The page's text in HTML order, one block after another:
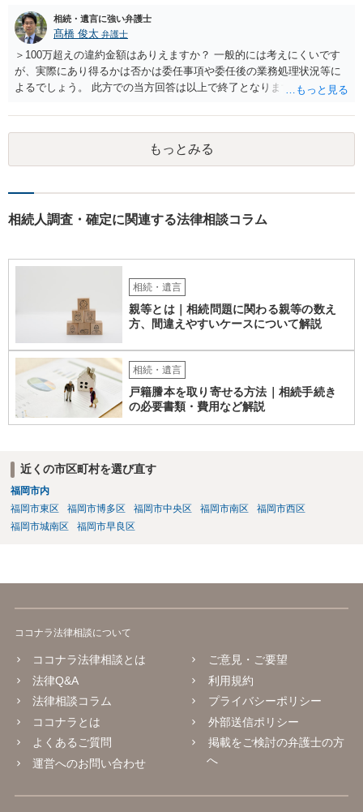
問4 相続トラブルの代理交渉は可能でしょうか。 →一般論としては可
能ですが、お伺いする内容ですとお祖父様が亡くなられた後に動くこ
とになるでしょう。
相続・遺言に強い弁護士
髙橋 俊太 弁護士
＞100万超えの違約金額はありえますか？ 一般的には考えにくいです
が、実際にあり得るかは否かは委任事項や委任後の業務処理状況等に
よるでしょう。 此方での当方回答は以上で終了となりますが、参考に
もっとみる
相続人調査・確定に関連する法律相談コラム
相続・遺言
親等とは｜相続問題に関わる親等の数え
方、間違えやすいケースについて解説
相続・遺言
戸籍謄本を取り寄せる方法｜相続手続き
の必要書類・費用など解説
近くの市区町村を選び直す
福岡市内
福岡市東区
福岡市博多区 福岡市中央区 福岡市南区
福岡市西区
福岡市城南区
福岡市早良区
ココナラ法律相談について
ココナラ法律相談とは
法律Q&A
法律相談コラム
ココナラとは
よくあるご質問
運営へのお問い合わせ
ご意見・ご要望
利用規約
プライバシーポリシー
外部送信ポリシー
掲載をご検討の弁護士の方
へ